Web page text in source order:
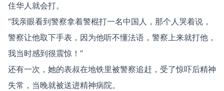
住华人就会打。
“我亲眼看到警察拿着警棍打一名中国人，那个人哭着说，
警察让他取下手表，因为他听不懂法语，警察上来就打他，
我当时感到很震惊！”
还有一次，她的表叔在地铁里被警察追赶，受了惊吓后精神
失常，当晚就被送进精神病院。